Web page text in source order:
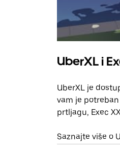
UberXL i
UberXL je
vam je
prtljagu, Exec
Saznajte više o